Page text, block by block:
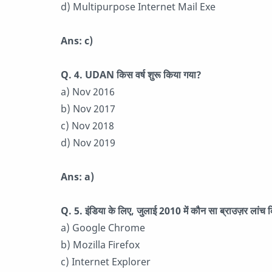
d) Multipurpose Internet Mail Exe
Ans: c)
Q. 4. UDAN किस वर्ष शुरू किया गया?
a) Nov 2016
b) Nov 2017
c) Nov 2018
d) Nov 2019
Ans: a)
Q. 5. इंडिया के लिए, जुलाई 2010 में कौन सा ब्राउज़र लांच
a) Google Chrome
b) Mozilla Firefox
c) Internet Explorer